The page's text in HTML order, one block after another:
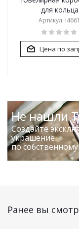
для кольца
Артикул: i4661
Цена по
Не нашли
Создайте
украшение
по
Ранее вы